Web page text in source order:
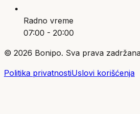
Radno vreme
07:00 - 20:00
© 2026 Bonipo. Sva prava
Politika privatnostiUslovi korišćenja